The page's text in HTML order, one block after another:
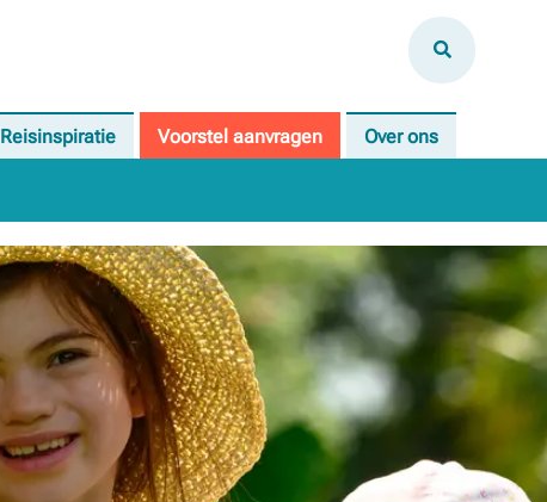
Reisinspiratie Voorstel aanvragen Over ons